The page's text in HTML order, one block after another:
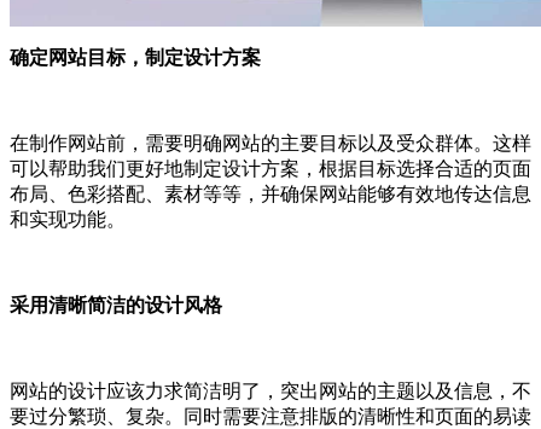
确定网站目标，制定设计方案
在制作网站前，需要明确网站的主要目标以及受众群体。这样
可以帮助我们更好地制定设计方案，根据目标选择合适的页面
布局、色彩搭配、素材等等，并确保网站能够有效地传达信息
和实现功能。
采用清晰简洁的设计风格
网站的设计应该力求简洁明了，突出网站的主题以及信息，不
要过分繁琐、复杂。同时需要注意排版的清晰性和页面的易读